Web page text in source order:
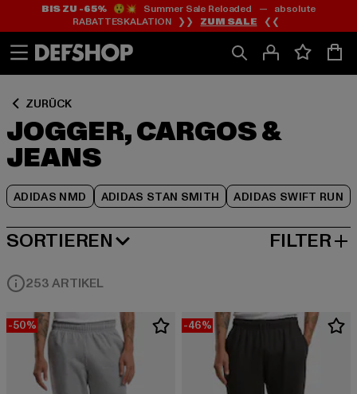
Zum
Inhalt
springen
Zum
Fußzeile
springen
BIS ZU -65%😲💥 Summer Sale Reloaded — absolute
RABATTESKALATION ❯❯ ZUM SALE ❮❮
ZURÜCK
JOGGER, CARGOS &
JEANS
ADIDAS NMD ADIDAS STAN SMITH ADIDAS SWIFT RUN
Zum
Produktraster
springen
SORTIEREN
BELIEBTESTE FILTER
253 ARTIKEL
-50% -46%